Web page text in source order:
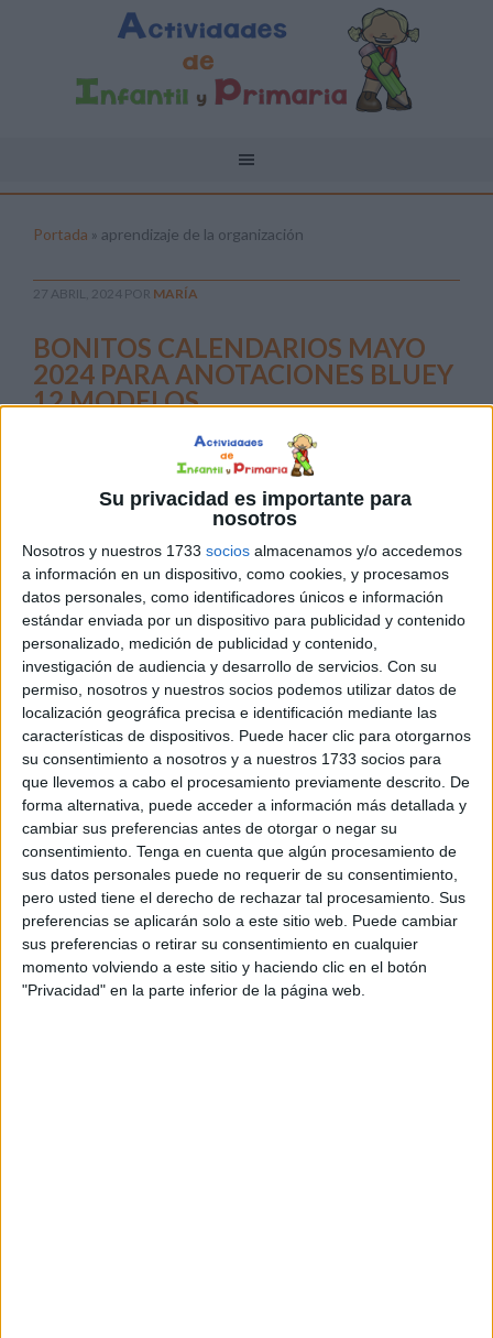
Su privacidad es importante para
nosotros
Nosotros y nuestros 1733 socios almacenamos y/o accedemos
a información en un dispositivo, como cookies, y procesamos
datos personales, como identificadores únicos e información
estándar enviada por un dispositivo para publicidad y contenido
personalizado, medición de publicidad y contenido,
investigación de audiencia y desarrollo de servicios. Con su
permiso, nosotros y nuestros socios podemos utilizar datos de
localización geográfica precisa e identificación mediante las
características de dispositivos. Puede hacer clic para otorgarnos
su consentimiento a nosotros y a nuestros 1733 socios para
que llevemos a cabo el procesamiento previamente descrito. De
forma alternativa, puede acceder a información más detallada y
cambiar sus preferencias antes de otorgar o negar su
consentimiento. Tenga en cuenta que algún procesamiento de
sus datos personales puede no requerir de su consentimiento,
pero usted tiene el derecho de rechazar tal procesamiento. Sus
preferencias se aplicarán solo a este sitio web. Puede cambiar
sus preferencias o retirar su consentimiento en cualquier
momento volviendo a este sitio y haciendo clic en el botón
"Privacidad" en la parte inferior de la página web.
Portada » aprendizaje de la organización
27 ABRIL, 2024 POR MARÍA
BONITOS CALENDARIOS MAYO
2024 PARA ANOTACIONES BLUEY
12 MODELOS
organización y la planificación son habilidades esenciales
que incluso los más jóvenes pueden comenzar a aprender.
En actividades de infantil y primaria, hemos diseñado una
serie especial de «Bonitos Calendarios de Mayo 2024
para Anotaciones: Bluey, 12 Modelos» que no solo son
funcionales, sino también increíblemente atractivos para
los niños. Estos calendarios están inspirados […]
Publicado en:Calendarios Etiquetado como:anotaciones
diarias,aprendizaje de la organización,autonomía infantil,
Bluey,calendarios de mayo 2024,calendarios para niños,
decoración infantil,gestión del tiempo para niños,
herramientas educativas,organización infantil, orientación
andujar, planificación familiar,recordatorios,tareas escolares